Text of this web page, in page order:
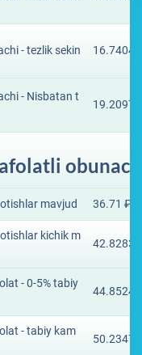
- tezlik sekin 16.7404
- Nisbatan t
19.2097
mavjud 36.71 ₽
kichik m
42.8283
- 0-5% tabiy
44.8524
- tabiy kam
50.2347